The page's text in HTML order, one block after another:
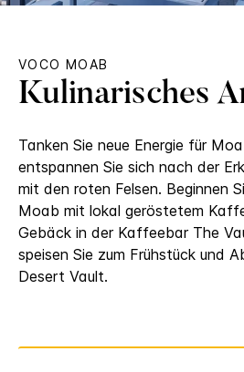
VOCO MOAB
Kulinarisches
Tanken Sie neue Energie für
entspannen Sie sich nach der
mit den roten Felsen. Beginnen
Moab mit lokal geröstetem
Gebäck in der Kaffeebar The
speisen Sie zum Frühstück und
Desert Vault.